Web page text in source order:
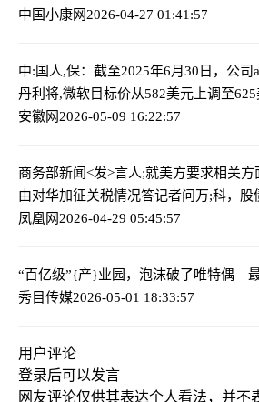
中国小康网2026-04-27 01:41:57
中:国人,保：截至2025年6月30日，公司
丹利将,微软目标价从582美元上调至
安徽网2026-05-09 16:22:57
商务部新闻<发>言人;就美方要求相关
由对华加征关税情况答记者问万;科，股
凤凰网2026-04-29 05:45:57
“百亿级”{产}业园，泡沫破了唯特偶—
秀目传媒2026-05-01 18:33:57
用户评论
登录后可以发言
网友评论仅供其表达个人看法，并不